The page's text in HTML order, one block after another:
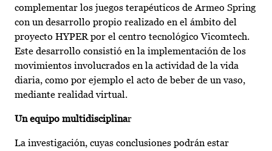
complementar los juegos terapéuticos de Armeo Spring
con un desarrollo propio realizado en el ámbito del
proyecto HYPER por el centro tecnológico Vicomtech.
Este desarrollo consistió en la implementación de los
movimientos involucrados en la actividad de la vida
diaria, como por ejemplo el acto de beber de un vaso,
mediante realidad virtual.
Un equipo multidisciplinar
La investigación, cuyas conclusiones podrán estar